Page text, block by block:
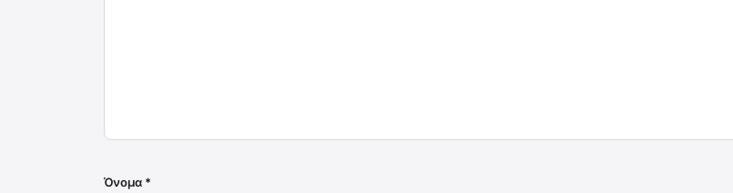
Όνομα *